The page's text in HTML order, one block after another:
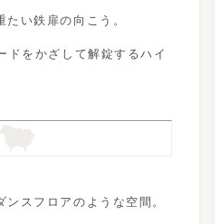
い鉄扉の向こう。
ドをかざして解錠するハイ
スフロアのような空間。